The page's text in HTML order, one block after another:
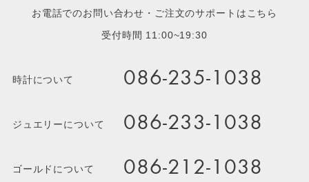
お電話でのお問い合わせ・ご注文のサポートはこちら
受付時間 11:00~19:30
時計について 086-235-1038
ジュエリーについて 086-233-1038
ゴールドについて 086-212-1038